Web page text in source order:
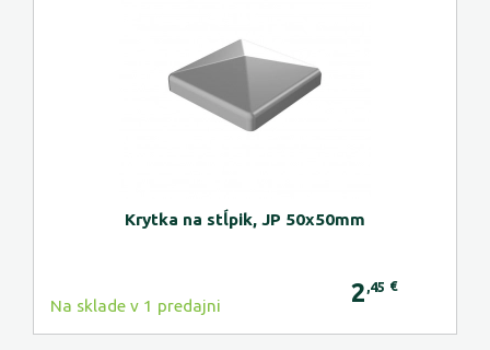
Krytka na stĺpik, JP 50x50mm
Na sklade v 1 predajni 2 ,45 €